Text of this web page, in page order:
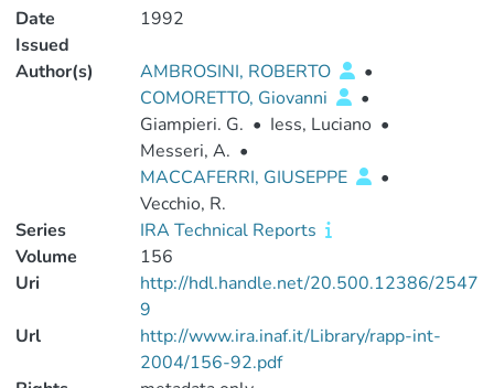
Date
Issued
1992
Author(s) AMBROSINI, ROBERTO
•
COMORETTO, Giovanni
•
Giampieri. G. • Iess, Luciano •
Messeri, A. •
MACCAFERRI, GIUSEPPE
•
Vecchio, R.
Series
IRA Technical Reports
Volume
156
Uri
http://hdl.handle.net/20.500.12386/2547
9
Url
http://www.ira.inaf.it/Library/rapp-int-
2004/156-92.pdf